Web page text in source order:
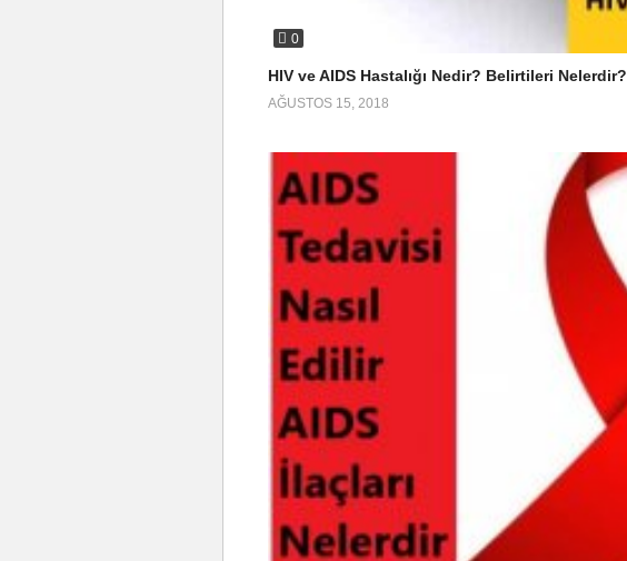
0
HIV ve AIDS Hastalığı Nedir? Belirtileri Nelerdir?
AĞUSTOS 15, 2018